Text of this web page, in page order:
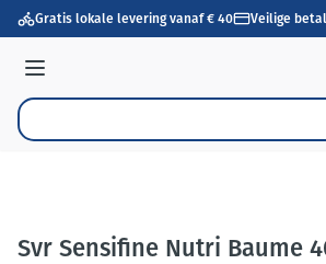
Ga naar de inhoud
Gratis lokale levering vanaf € 40 Veilige
Menu
Product, merk, categorie...
Svr Sensifine Nutri Baume